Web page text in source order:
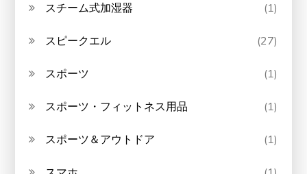
スチーム式加湿器 (1)
スピークエル (27)
スポーツ (1)
スポーツ・フィットネス用品 (1)
スポーツ＆アウトドア (1)